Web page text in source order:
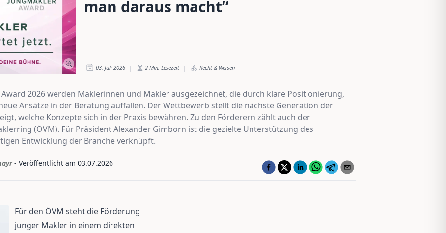
man daraus macht“
03. Juli 2026 | 2 Min. Lesezeit | Recht & Wissen
2026 werden Maklerinnen und Makler ausgezeichnet, die durch klare Positionierung,
Ansätze in der Beratung auffallen. Der Wettbewerb stellt die nächste Generation der
welche Konzepte sich in der Praxis bewähren. Zu den Förderern zählt auch der
(ÖVM). Für Präsident Alexander Gimborn ist die gezielte Unterstützung des
Entwicklung der Branche verknüpft.
- Veröffentlicht am 03.07.2026
Für den ÖVM steht die Förderung
junger Makler in einem direkten